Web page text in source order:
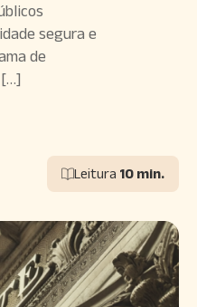
segura e
de
[…]
Leitura 10 min.